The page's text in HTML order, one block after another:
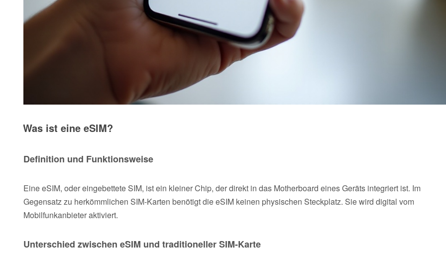
Was ist eine eSIM?
Definition und Funktionsweise
Eine eSIM, oder eingebettete SIM, ist ein kleiner Chip, der direkt in das Motherboard eines Geräts integriert ist. Im
Gegensatz zu herkömmlichen SIM-Karten benötigt die eSIM keinen physischen Steckplatz. Sie wird digital vom
Mobilfunkanbieter aktiviert.
Unterschied zwischen eSIM und traditioneller SIM-Karte